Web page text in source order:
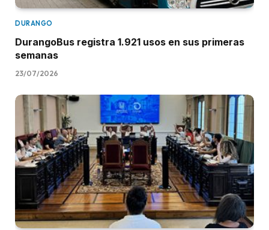
DURANGO
DurangoBus registra 1.921 usos en sus primeras
semanas
23/07/2026